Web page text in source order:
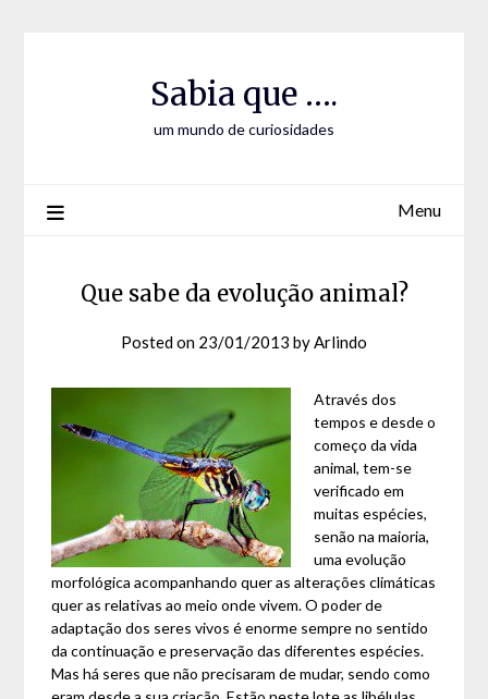
Sabia que ….
um mundo de curiosidades
Menu
Que sabe da evolução animal?
Posted on 23/01/2013 byArlindo
Através dos
tempos e desde o
começo da vida
animal, tem-se
verificado em
muitas espécies,
senão na maioria,
uma evolução
morfológica acompanhando quer as alterações climáticas
quer as relativas ao meio onde vivem. O poder de
adaptação dos seres vivos é enorme sempre no sentido
da continuação e preservação das diferentes espécies.
Mas há seres que não precisaram de mudar, sendo como